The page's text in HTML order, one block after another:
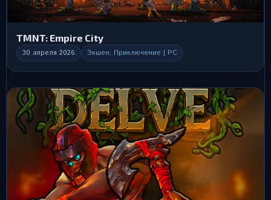
TMNT: Empire City
30 апреля 2026 Экшен, Приключение | PC